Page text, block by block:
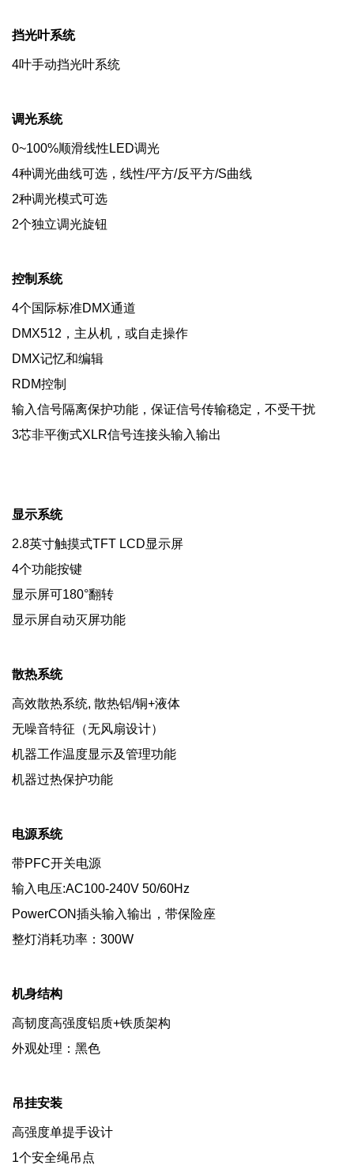
挡光叶系统
4叶手动挡光叶系统
调光系统
0~100%顺滑线性LED调光
4种调光曲线可选，线性/平方/反平方/S曲线
2种调光模式可选
2个独立调光旋钮
控制系统
4个国际标准DMX通道
DMX512，主从机，或自走操作
DMX记忆和编辑
RDM控制
输入信号隔离保护功能，保证信号传输稳定，不受干扰
3芯非平衡式XLR信号连接头输入输出
显示系统
2.8英寸触摸式TFT LCD显示屏
4个功能按键
显示屏可180°翻转
显示屏自动灭屏功能
散热系统
高效散热系统, 散热铝/铜+液体
无噪音特征（无风扇设计）
机器工作温度显示及管理功能
机器过热保护功能
电源系统
带PFC开关电源
输入电压:AC100-240V 50/60Hz
PowerCON插头输入输出，带保险座
整灯消耗功率：300W
机身结构
高韧度高强度铝质+铁质架构
外观处理：黑色
吊挂安装
高强度单提手设计
1个安全绳吊点